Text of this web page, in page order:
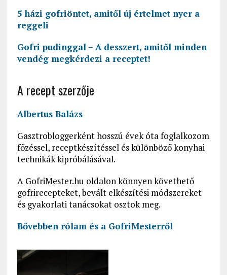
5 házi gofriöntet, amitől új értelmet nyer a
reggeli
Gofri pudinggal – A desszert, amitől minden
vendég megkérdezi a receptet!
A recept szerzője
Albertus Balázs
Gasztrobloggerként hosszú évek óta foglalkozom
főzéssel, receptkészítéssel és különböző konyhai
technikák kipróbálásával.
A GofriMester.hu oldalon könnyen követhető
gofrirecepteket, bevált elkészítési módszereket
és gyakorlati tanácsokat osztok meg.
Bővebben rólam és a GofriMesterről